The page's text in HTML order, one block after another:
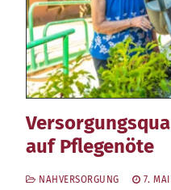
auf Pflegenöte
NAHVERSORGUNG 7.